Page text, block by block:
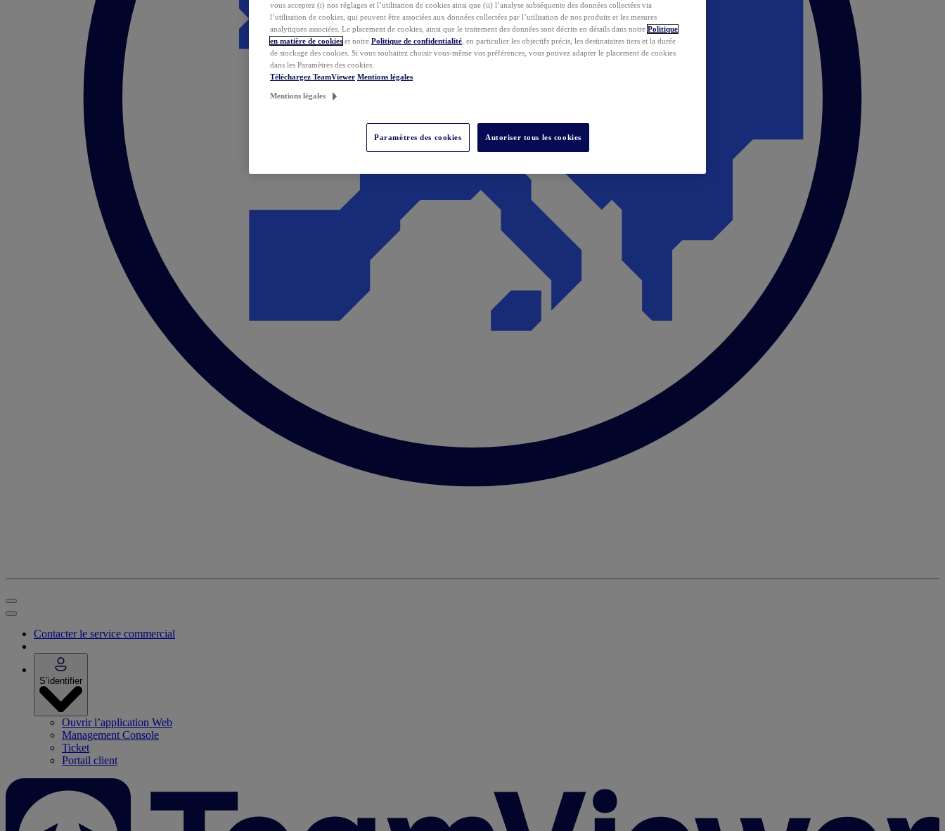
Contacter le service commercial
S’identifier
Ouvrir l’application Web
Management Console
Ticket
Portail client
vous acceptez (i) nos réglages et l’utilisation de cookies ainsi que (ii) l’analyse subséquente des données collectées via
l’utilisation de cookies, qui peuvent être associées aux données collectées par l’utilisation de nos produits et les mesures
analytiques associées. Le placement de cookies, ainsi que le traitement des données sont décrits en détails dans notre Politique
en matière de cookies et notre Politique de confidentialité , en particulier les objectifs précis, les destinataires tiers et la durée
de stockage des cookies. Si vous souhaitez choisir vous-même vos préférences, vous pouvez adapter le placement de cookies
dans les Paramètres des cookies.
Téléchargez TeamViewer Mentions légales
Mentions légales
Paramètres des cookies Autoriser tous les cookies